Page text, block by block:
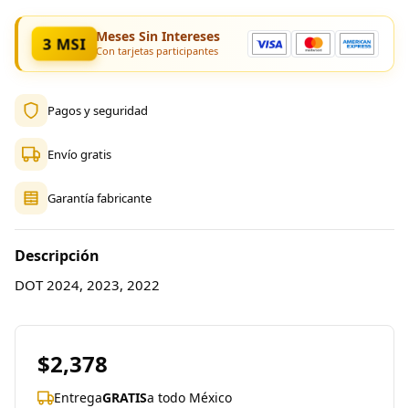
3 MSI Meses Sin Intereses
Con tarjetas participantes
Pagos y seguridad
Envío gratis
Garantía fabricante
Descripción
DOT 2024, 2023, 2022
$2,378
EntregaGRATISa todo México